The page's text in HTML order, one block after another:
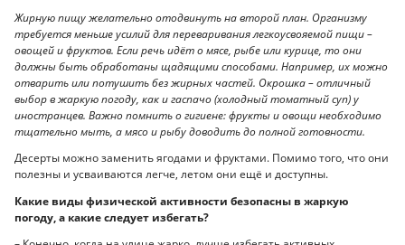
Жирную пищу желательно отодвинуть на второй план. Организму
требуется меньше усилий для переваривания легкоусвояемой пищи –
овощей и фруктов. Если речь идёт о мясе, рыбе или курице, то они
должны быть обработаны щадящими способами. Например, их можно
отварить или потушить без жирных частей. Окрошка – отличный
выбор в жаркую погоду, как и гаспачо (холодный томатный суп) у
иностранцев. Важно помнить о гигиене: фрукты и овощи необходимо
тщательно мыть, а мясо и рыбу доводить до полной готовности.
Десерты можно заменить ягодами и фруктами. Помимо того, что они
полезны и усваиваются легче, летом они ещё и доступны.
Какие виды физической активности безопасны в жаркую
погоду, а какие следует избегать?